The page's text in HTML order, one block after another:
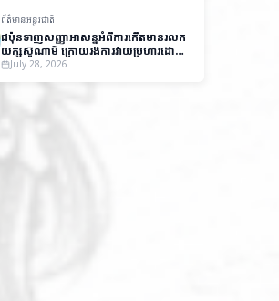
ព័ត៌មានអន្តរជាតិ
ជប៉ុនទាញសញ្ញាអាសន្នអំពីការកើតមានរលក
យក្សស៊ូណាមិ ក្រោយរងការវាយប្រហារដោយ
គ្រោះរញ្ជួយដីកម្រិត ៧,១រ៉ិចទ័រ
July 28, 2026